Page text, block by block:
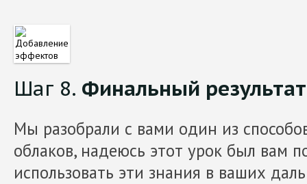
Шаг 8. Финальный результат
Мы разобрали с вами один из
облаков, надеюсь этот урок был вам
использовать эти знания в ваших